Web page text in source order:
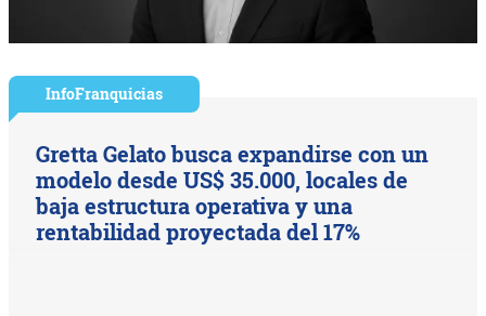
InfoFranquicias
Gretta Gelato busca expandirse con un
modelo desde US$ 35.000, locales de
baja estructura operativa y una
rentabilidad proyectada del 17%